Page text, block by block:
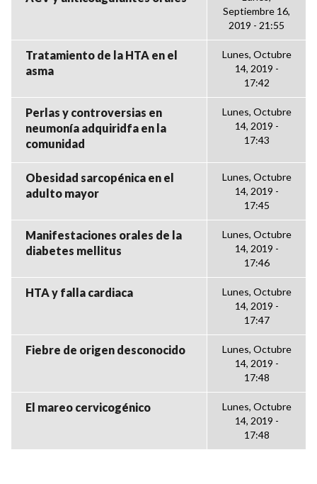
Septiembre 16,
2019 - 21:55
Tratamiento de la HTA en el
asma
Lunes, Octubre
14, 2019 -
17:42
Perlas y controversias en
neumonía adquiridfa en la
comunidad
Lunes, Octubre
14, 2019 -
17:43
Obesidad sarcopénica en el
adulto mayor
Lunes, Octubre
14, 2019 -
17:45
Manifestaciones orales de la
diabetes mellitus
Lunes, Octubre
14, 2019 -
17:46
HTA y falla cardiaca
Lunes, Octubre
14, 2019 -
17:47
Fiebre de origen desconocido
Lunes, Octubre
14, 2019 -
17:48
El mareo cervicogénico
Lunes, Octubre
14, 2019 -
17:48